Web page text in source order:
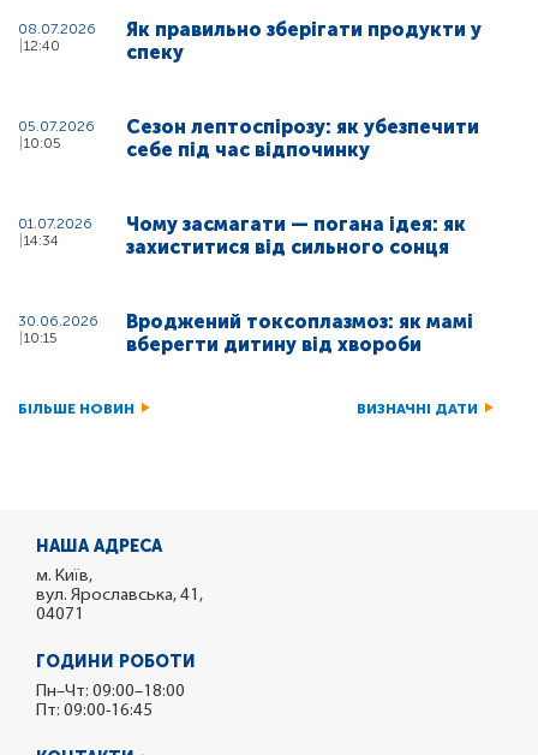
08.07.2026
12:40
Як правильно зберігати продукти у
спеку
05.07.2026
10:05
Сезон лептоспірозу: як убезпечити
себе під час відпочинку
01.07.2026
14:34
Чому засмагати — погана ідея: як
захиститися від сильного сонця
30.06.2026
10:15
Вроджений токсоплазмоз: як мамі
вберегти дитину від хвороби
БІЛЬШЕ НОВИН ВИЗНАЧНІ ДАТИ
НАША АДРЕСА
м. Київ,
вул. Ярославська, 41,
04071
ГОДИНИ РОБОТИ
Пн–Чт: 09:00–18:00
Пт: 09:00-16:45